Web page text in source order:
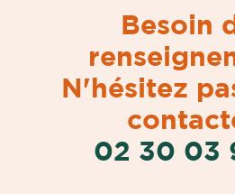
Besoin
N'hésitez
02 30 03